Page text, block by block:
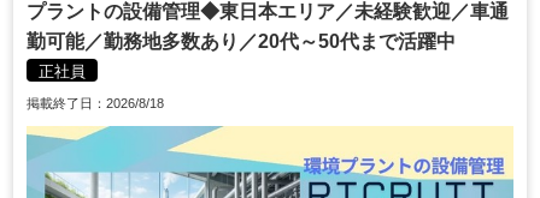
プラントの設備管理◆東日本エリア／未経験歓迎／車通
勤可能／勤務地多数あり／20代～50代まで活躍中
正社員
掲載終了日：2026/8/18